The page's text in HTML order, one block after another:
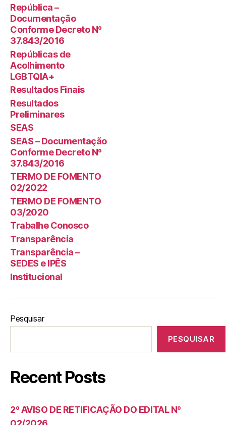
República –
Documentação
Conforme Decreto Nº
37.843/2016
Repúblicas de
Acolhimento
LGBTQIA+
Resultados Finais
Resultados
Preliminares
SEAS
SEAS – Documentação
Conforme Decreto Nº
37.843/2016
TERMO DE FOMENTO
02/2022
TERMO DE FOMENTO
03/2020
Trabalhe Conosco
Transparência
Transparência –
SEDES e IPÊS
Institucional
Pesquisar
PESQUISAR
Recent Posts
2º AVISO DE RETIFICAÇÃO DO EDITAL Nº